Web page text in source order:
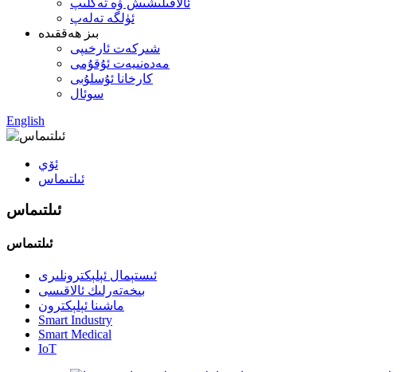
ئالاقىلىشىش ۋە تەكلىپ
ئۈلگە تەلەپ
بىز ھەققىدە
شىركەت ئارخىپى
مەدەنىيەت ئۇقۇمى
كارخانا ئۇسلۇبى
سوئال
English
ئۆي
ئىلتىماس
ئىلتىماس
ئىلتىماس
ئىستېمال ئېلېكترونلىرى
بىخەتەرلىك ئالاقىسى
ماشىنا ئېلېكترون
Smart Industry
Smart Medical
IoT